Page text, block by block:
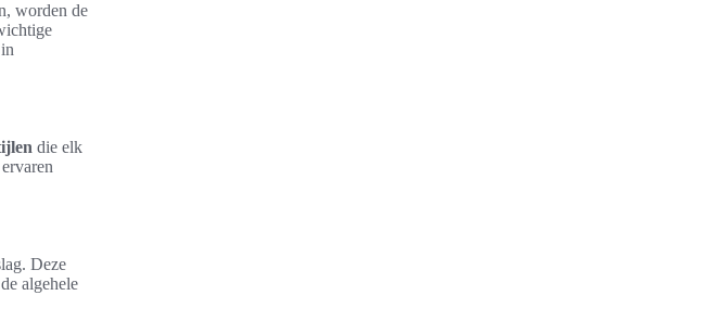
worden de
die elk
Deze
algehele